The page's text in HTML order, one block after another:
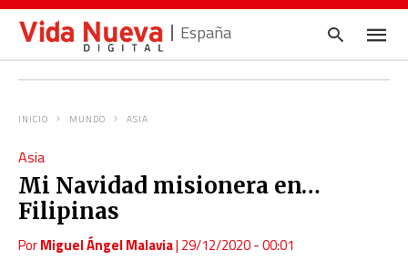
España
INICIO MUNDO ASIA
Asia
Mi Navidad misionera en…
Filipinas
PorMiguel Ángel Malavia| 29/12/2020 - 00:01